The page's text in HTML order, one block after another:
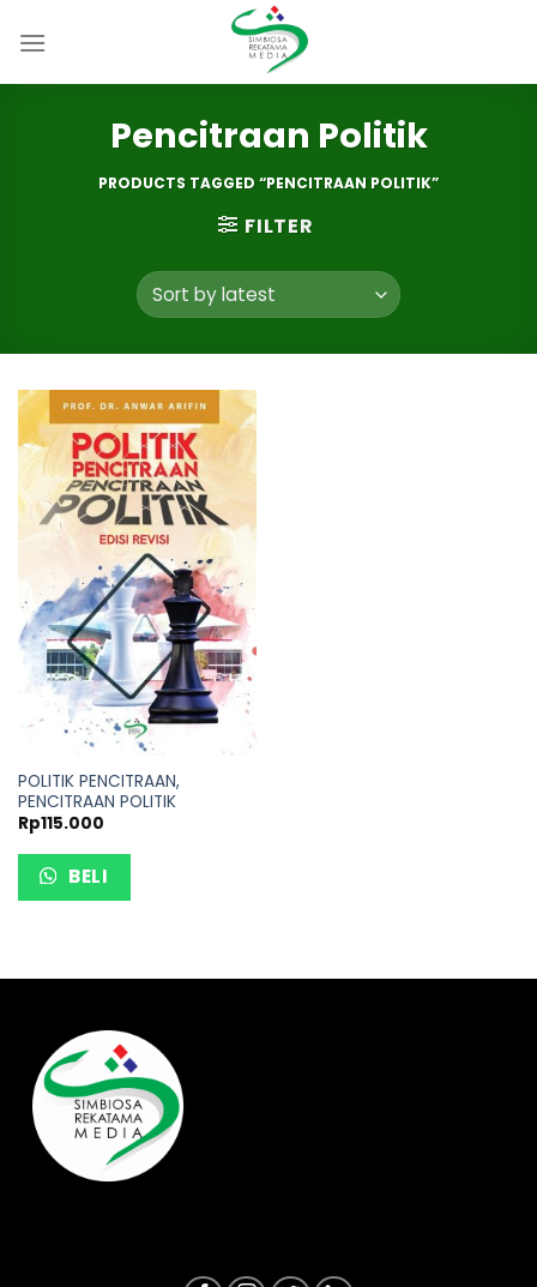
Pencitraan Politik
PRODUCTS TAGGED “PENCITRAAN POLITIK”
FILTER
POLITIK PENCITRAAN,
PENCITRAAN POLITIK
Rp115.000
BELI